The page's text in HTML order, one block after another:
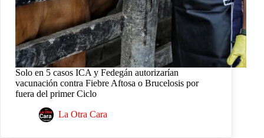
Solo en 5 casos ICA y Fedegán autorizarían
vacunación contra Fiebre Aftosa o Brucelosis por
fuera del primer Ciclo
La Otra Cara